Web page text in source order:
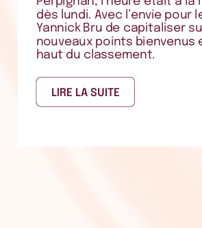
dès lundi. Avec l’envie pour
Yannick Bru de capitaliser
nouveaux points bienvenus
haut du classement.
LIRE LA SUITE